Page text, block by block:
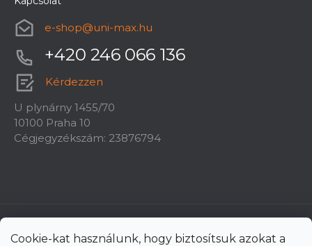
Cookie-kat használunk, hogy biztosítsuk azokat a
e-shop@uni-max.hu
+420 246 066 136
Kérdezzen
U plynárny 1455/70
10100 Praha 10
Cégjegyzékszám: 23876794